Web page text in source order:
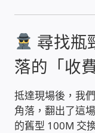
電話總機
聯絡我們
徵 伙伴
尋找瓶
落的「收
抵達現場後，我
角落，翻出了這
的舊型 100M 交